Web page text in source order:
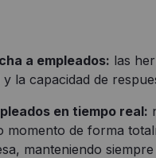
a empleados: las
la capacidad de
en tiempo real:
de forma
manteniendo